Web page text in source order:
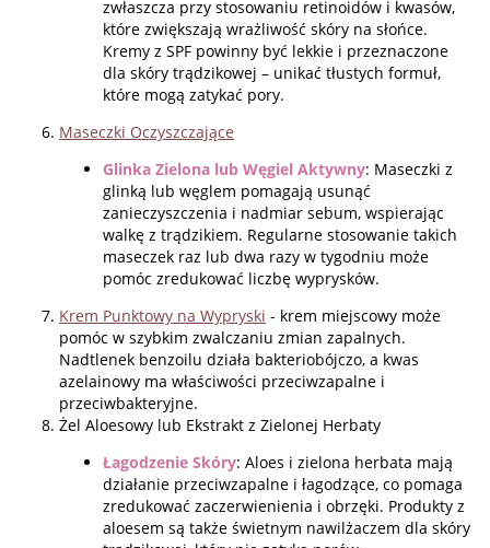
zwłaszcza przy stosowaniu retinoidów i kwasów,
które zwiększają wrażliwość skóry na słońce.
Kremy z SPF powinny być lekkie i przeznaczone
dla skóry trądzikowej – unikać tłustych formuł,
które mogą zatykać pory.
Maseczki Oczyszczające
Glinka Zielona lub Węgiel Aktywny: Maseczki z
glinką lub węglem pomagają usunąć
zanieczyszczenia i nadmiar sebum, wspierając
walkę z trądzikiem. Regularne stosowanie takich
maseczek raz lub dwa razy w tygodniu może
pomóc zredukować liczbę wyprysków.
Krem Punktowy na Wypryski - krem miejscowy może
pomóc w szybkim zwalczaniu zmian zapalnych.
Nadtlenek benzoilu działa bakteriobójczo, a kwas
azelainowy ma właściwości przeciwzapalne i
przeciwbakteryjne.
Żel Aloesowy lub Ekstrakt z Zielonej Herbaty
Łagodzenie Skóry: Aloes i zielona herbata mają
działanie przeciwzapalne i łagodzące, co pomaga
zredukować zaczerwienienia i obrzęki. Produkty z
aloesem są także świetnym nawilżaczem dla skóry